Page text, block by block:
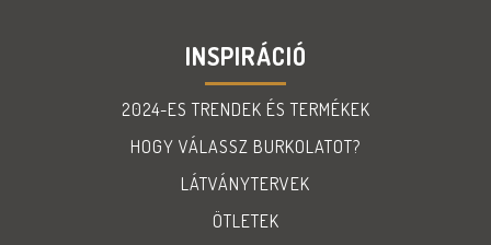
INSPIRÁCIÓ
2024-ES TRENDEK ÉS TERMÉKEK
HOGY VÁLASSZ BURKOLATOT?
LÁTVÁNYTERVEK
ÖTLETEK